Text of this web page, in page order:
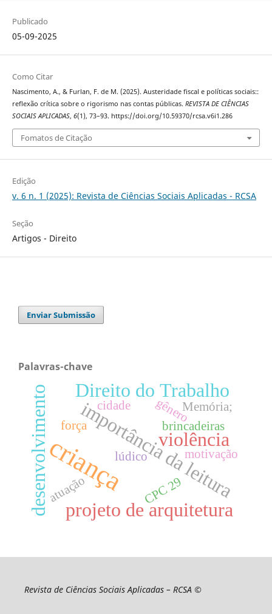
Publicado
05-09-2025
Como Citar
Nascimento, A., & Furlan, F. de M. (2025). Austeridade fiscal e políticas sociais::
reflexão crítica sobre o rigorismo nas contas públicas. REVISTA DE CIÊNCIAS
SOCIAIS APLICADAS, 6(1), 73–93. https://doi.org/10.59370/rcsa.v6i1.286
Fomatos de Citação
Edição
v. 6 n. 1 (2025): Revista de Ciências Sociais Aplicadas - RCSA
Seção
Artigos - Direito
Enviar Submissão
Palavras-chave
criança
importância da leitura
projeto de arquitetura
desenvolvimento Direito do Trabalho
violência
lúdico
atuação
brincadeiras
CPC 29
força
motivação
cidade gêneroMemória;
Revista de Ciências Sociais Aplicadas – RCSA ©